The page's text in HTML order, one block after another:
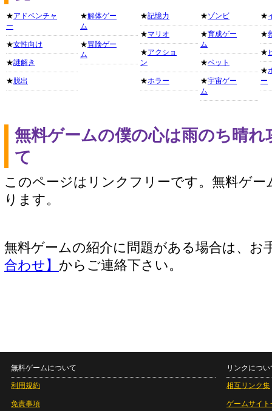
★アドベンチャ
ー
★女性向け
★謎解き
★ 脱出
★解体ゲー
ム
★冒険ゲー
ム
★記憶力
★マリオ
★アクショ
ン
★ホラー
★ゾンビ
★育成ゲー
ム
★ペット
★宇宙ゲー
ム
★
★
★
★
ー
無料ゲームの僕の心は雨のち晴
て
このページはリンクフリーです。無料ゲー
ります。
無料ゲームの紹介に問題がある場合は、お
合わせ】 からご連絡下さい。
無料ゲームについて
利用規約
免責事項
リンクについ
相互リンク集
ゲームサイト